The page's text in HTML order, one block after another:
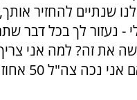
שנתיים להחזיר
- נעזור לך בכל דבר
את זה? למה אני